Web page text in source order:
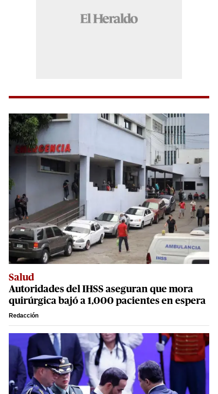
Salud
Autoridades del IHSS aseguran que mora
quirúrgica bajó a 1,000 pacientes en espera
Redacción